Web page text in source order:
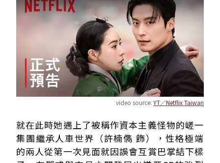
video source: YT／Netflix Taiwan
就在此時她遇上了被稱作資本主義怪物的嵯一
集團繼承人車世界（許楠儁 飾），性格極端
的兩人從第一次見面就因誤會互賞巴掌結下樑